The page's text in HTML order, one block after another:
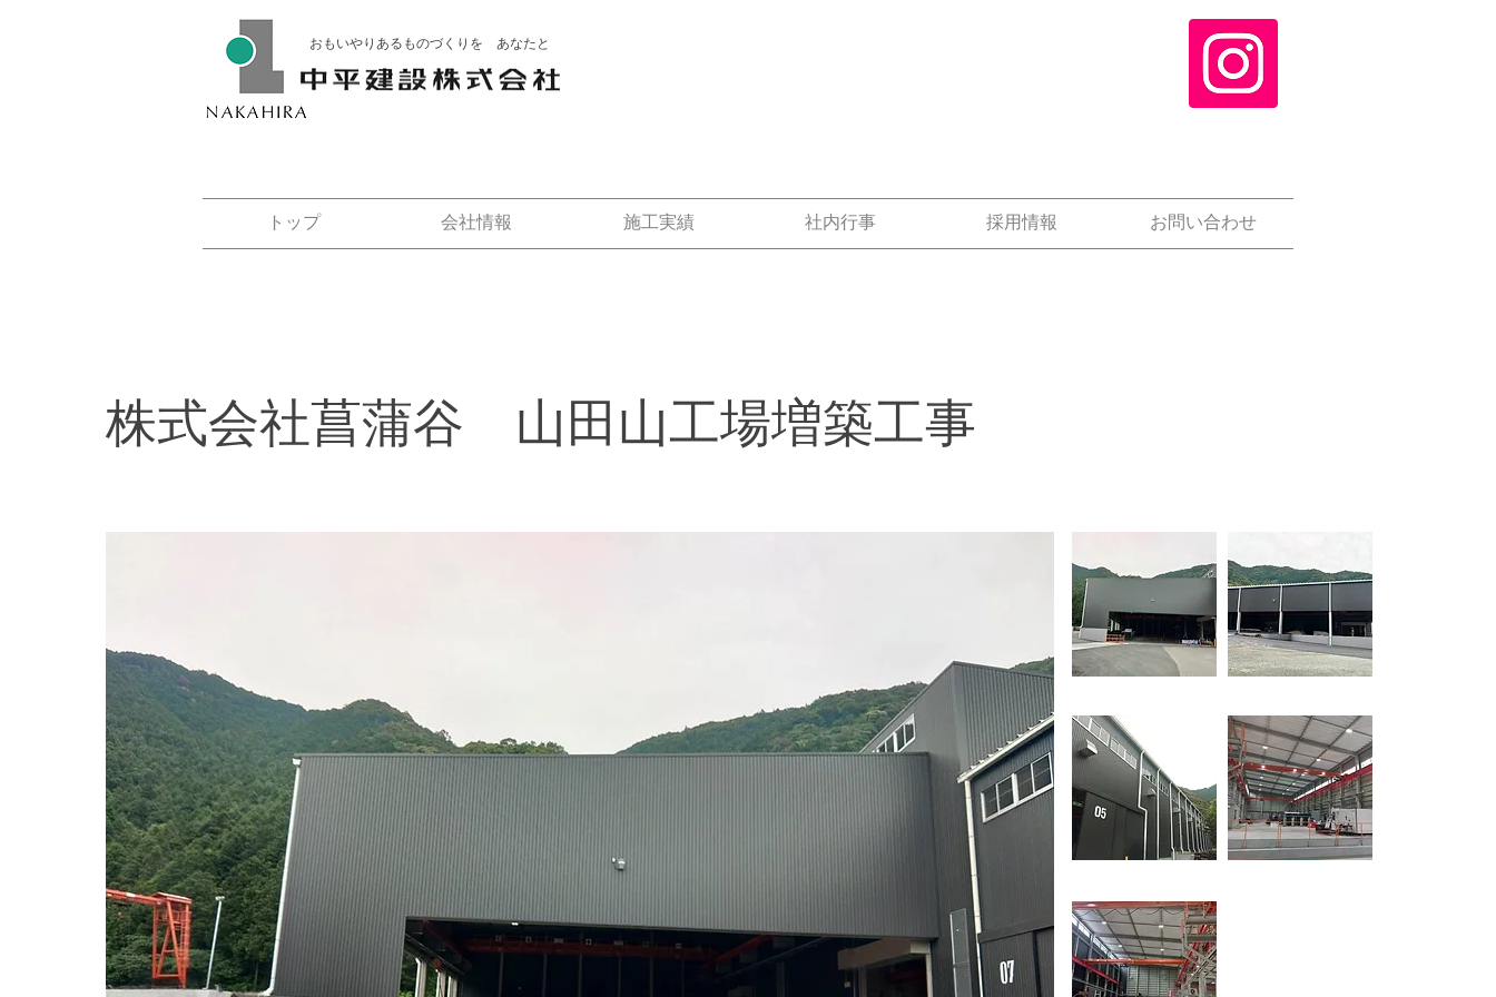
おもいやりあるものづくりを あなたと
トップ 会社情報 施工実績 社内行事 採用情報 お問い合わせ
株式会社菖蒲谷 山田山工場増築工事